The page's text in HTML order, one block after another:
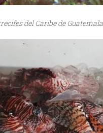
del Caribe de